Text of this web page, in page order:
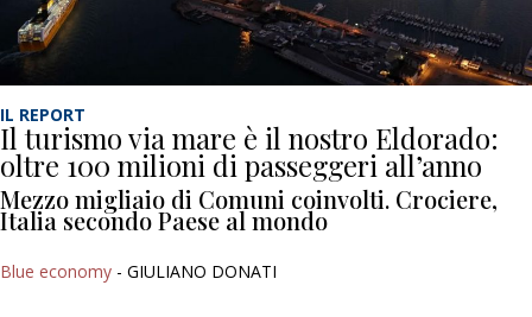
IL REPORT
Il turismo via mare è il nostro Eldorado:
oltre 100 milioni di passeggeri all’anno
Mezzo migliaio di Comuni coinvolti. Crociere,
Italia secondo Paese al mondo
Blue economy - GIULIANO DONATI